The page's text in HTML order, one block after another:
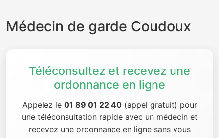
Médecin de garde Coudoux
Téléconsultez et recevez une
ordonnance en ligne
Appelez le 01 89 01 22 40(appel gratuit) pour
une téléconsultation rapide avec un médecin et
recevez une ordonnance en ligne sans vous